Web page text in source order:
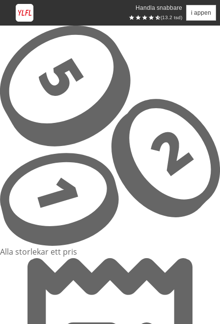
Handla snabbare
(13.2 tsd)
i appen
Hoppa till huvudinnehåll
Alla storlekar ett pris